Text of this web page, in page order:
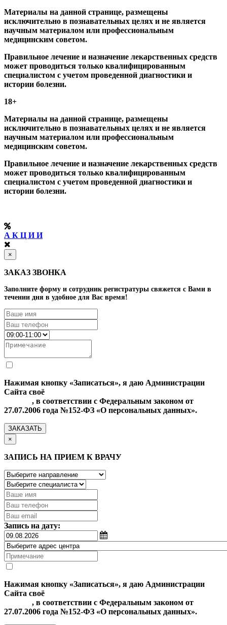
Материалы на данной странице, размещены
исключительно в познавательных целях и не является
научным материалом или профессиональным
медицинским советом.
Правильное лечение и назначение лекарственных средств
может проводиться только квалифицированным
специалистом с учетом проведенной диагностики и
истории болезни.
18+
Материалы на данной странице, размещены
исключительно в познавательных целях и не является
научным материалом или профессиональным
медицинским советом.
Правильное лечение и назначение лекарственных средств
может проводиться только квалифицированным
специалистом с учетом проведенной диагностики и
истории болезни.
А К Ц И И
×
ЗАКАЗ ЗВОНКА
Заполните форму и сотрудник регистратуры свяжется с Вами в
течении дня в удобное для Вас время!
Нажимая кнопку «Записаться», я даю Администрации
Сайта своё
, в соответствии с Федеральным законом от
27.07.2006 года №152-ФЗ «О персональных данных».
ЗАКАЗАТЬ
×
ЗАПИСЬ НА ПРИЕМ К ВРАЧУ
Запись на дату:
Нажимая кнопку «Записаться», я даю Администрации
Сайта своё
, в соответствии с Федеральным законом от
27.07.2006 года №152-ФЗ «О персональных данных».